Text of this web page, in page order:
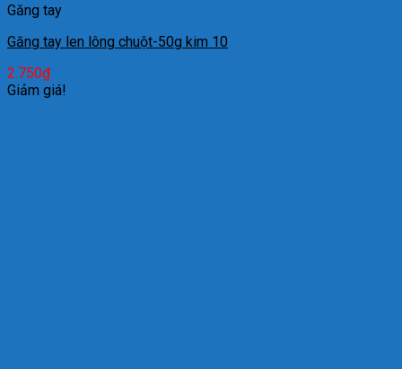
Găng tay
Găng tay len lông chuột-50g kim 10
2.750₫
Giảm giá!